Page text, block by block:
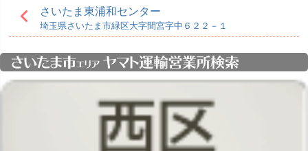
さいたま東浦和センター
埼玉県さいたま市緑区大字間宮字中６２２－１